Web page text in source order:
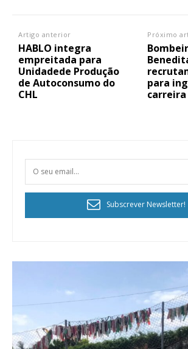
Artigo anterior
HABLO integra
empreitada para
Unidadede Produção
de Autoconsumo do
CHL
Próximo
para
carreira
Subscrever Newsletter!